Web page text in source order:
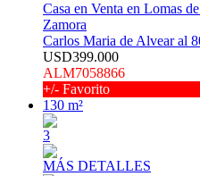
Casa en Venta en Lomas
Zamora
Carlos Maria de Alvear al
USD399.000
ALM7058866
+/- Favorito
130 m²
3
MÁS DETALLES